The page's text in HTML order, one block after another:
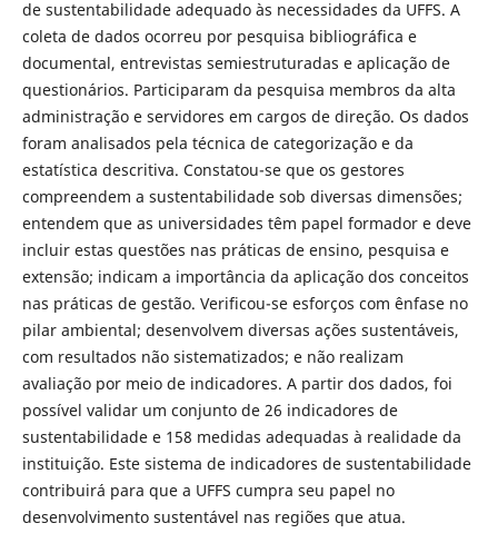
de sustentabilidade adequado às necessidades da UFFS. A
coleta de dados ocorreu por pesquisa bibliográfica e
documental, entrevistas semiestruturadas e aplicação de
questionários. Participaram da pesquisa membros da alta
administração e servidores em cargos de direção. Os dados
foram analisados pela técnica de categorização e da
estatística descritiva. Constatou-se que os gestores
compreendem a sustentabilidade sob diversas dimensões;
entendem que as universidades têm papel formador e deve
incluir estas questões nas práticas de ensino, pesquisa e
extensão; indicam a importância da aplicação dos conceitos
nas práticas de gestão. Verificou-se esforços com ênfase no
pilar ambiental; desenvolvem diversas ações sustentáveis,
com resultados não sistematizados; e não realizam
avaliação por meio de indicadores. A partir dos dados, foi
possível validar um conjunto de 26 indicadores de
sustentabilidade e 158 medidas adequadas à realidade da
instituição. Este sistema de indicadores de sustentabilidade
contribuirá para que a UFFS cumpra seu papel no
desenvolvimento sustentável nas regiões que atua.